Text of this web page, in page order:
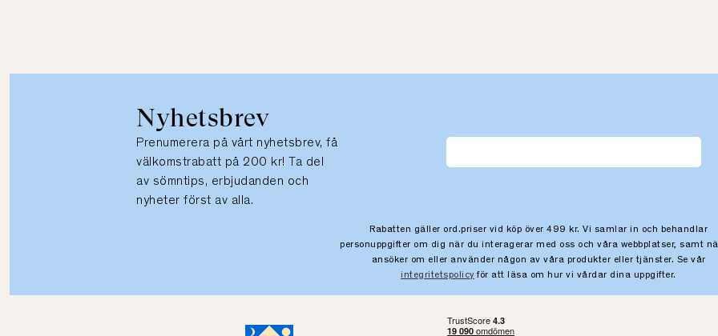
Nyhetsbrev
Prenumerera på vårt nyhetsbrev, få
välkomstrabatt på 200 kr! Ta del
av sömntips, erbjudanden och
nyheter först av alla.
Rabatten gäller ord.priser vid köp över 499 kr. Vi samlar in och behandlar
personuppgifter om dig när du interagerar med oss och våra webbplatser, samt
ansöker om eller använder någon av våra produkter eller tjänster. Se vår
integritetspolicy för att läsa om hur vi vårdar dina uppgifter.